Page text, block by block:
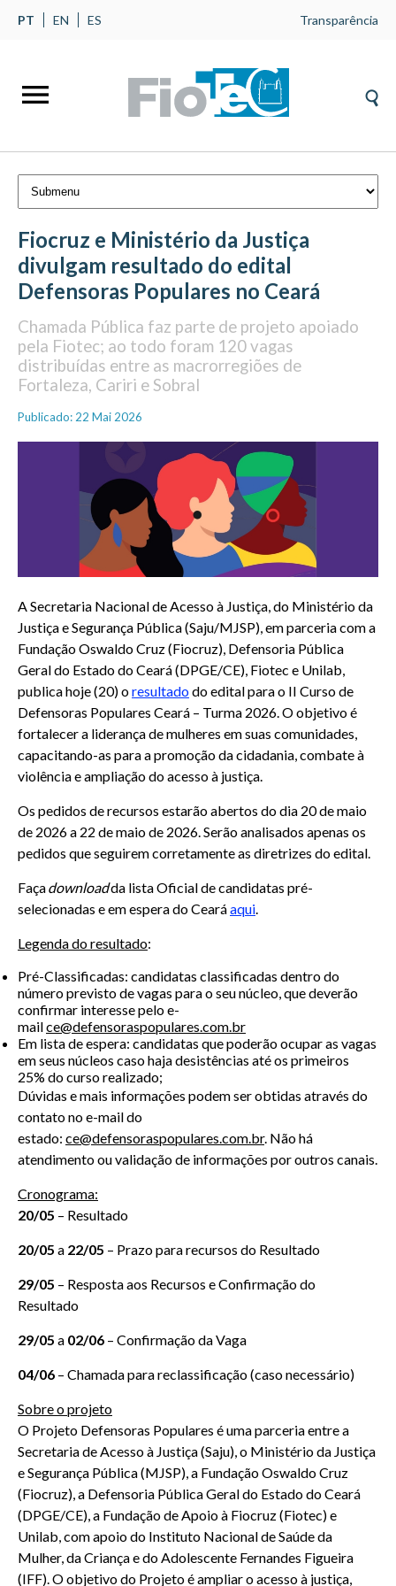
PT EN ES Transparência
Fiocruz e Ministério da Justiça
divulgam resultado do edital
Defensoras Populares no Ceará
Chamada Pública faz parte de projeto apoiado
pela Fiotec; ao todo foram 120 vagas
distribuídas entre as macrorregiões de
Fortaleza, Cariri e Sobral
Publicado: 22 Mai 2026
A Secretaria Nacional de Acesso à Justiça, do Ministério da
Justiça e Segurança Pública (Saju/MJSP), em parceria com a
Fundação Oswaldo Cruz (Fiocruz), Defensoria Pública
Geral do Estado do Ceará (DPGE/CE), Fiotec e Unilab,
publica hoje (20) oresultadodo edital para o II Curso de
Defensoras Populares Ceará – Turma 2026. O objetivo é
fortalecer a liderança de mulheres em suas comunidades,
capacitando-as para a promoção da cidadania, combate à
violência e ampliação do acesso à justiça.
Os pedidos de recursos estarão abertos do dia 20 de maio
de 2026 a 22 de maio de 2026. Serão analisados apenas os
pedidos que seguirem corretamente as diretrizes do edital.
Façadownloadda lista Oficial de candidatas pré-
selecionadas e em espera do Cearáaqui
Legenda do resultado:
Pré-Classificadas: candidatas classificadas dentro do
número previsto de vagas para o seu núcleo, que deverão
confirmar interesse pelo e-
mailce@defensoraspopulares.com.br
Em lista de espera: candidatas que poderão ocupar as vagas
em seus núcleos caso haja desistências até os primeiros
25% do curso realizado;
Dúvidas e mais informações podem ser obtidas através do
contato no e-mail do
estado: ce@defensoraspopulares.com.br. Não há
atendimento ou validação de informações por outros canais.
Cronograma:
20/05 – Resultado
20/05 a 22/05 – Prazo para recursos do Resultado
29/05 – Resposta aos Recursos e Confirmação do
Resultado
29/05 a 02/06 – Confirmação da Vaga
04/06 – Chamada para reclassificação (caso necessário)
Sobre o projeto
O Projeto Defensoras Populares é uma parceria entre a
Secretaria de Acesso à Justiça (Saju), o Ministério da Justiça
e Segurança Pública (MJSP), a Fundação Oswaldo Cruz
(Fiocruz), a Defensoria Pública Geral do Estado do Ceará
(DPGE/CE), a Fundação de Apoio à Fiocruz (Fiotec) e
Unilab, com apoio do Instituto Nacional de Saúde da
Mulher, da Criança e do Adolescente Fernandes Figueira
(IFF). O objetivo do Projeto é ampliar o acesso à justiça,